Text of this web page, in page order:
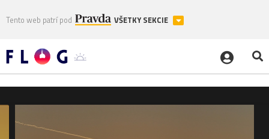
Tento web patrí pod VŠETKY SEKCIE